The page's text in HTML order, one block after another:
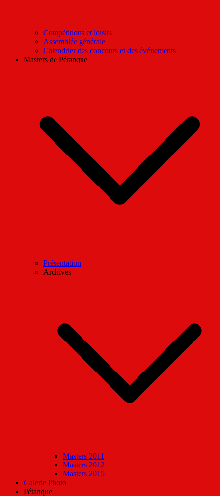
Compétitions et loisirs
Assemblée générale
Calendrier des concours et des événements
Masters de Pétanque
Présentation
Archives
Masters 2011
Masters 2012
Masters 2015
Galerie Photo
Pétanque